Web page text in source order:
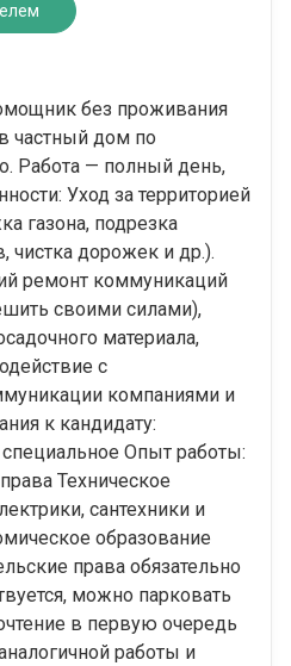
без проживания
частный дом по
Работа — полный день,
Уход за территорией
газона, подрезка
чистка дорожек и др.).
ремонт коммуникаций
своими силами),
материала,
с
компаниями и
к кандидату:
Опыт работы:
Техническое
сантехники и
образование
права обязательно
можно парковать
в первую очередь
работы и